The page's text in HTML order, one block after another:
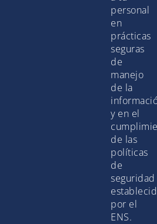
personal
en
prácticas
seguras
de
manejo
de la
y en el
de las
políticas
de
seguridad
por el
ENS.